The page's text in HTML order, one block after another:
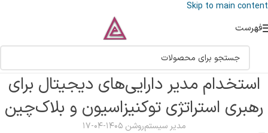
Skip to main content
فهرست
استخدام مدیر دارایی‌های دیجیتال برای
رهبری استراتژی توکنیزاسیون و بلاک‌چین
مدیر سیستمروشن ۱۴۰۵-۰۴-۱۷